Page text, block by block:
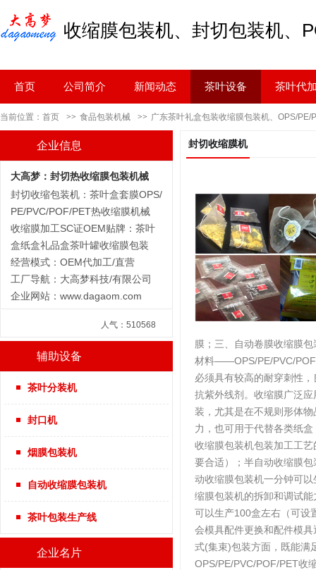
收缩膜包装机、封切包装机、
PVC、PET、OPS-封切收缩包
首页 公司简介 新闻动态 茶叶设备 茶叶代
当前位置： 首页 >> 食品包装机械 >> 广东茶叶礼盒包装收缩膜包装机、OPS/
企业信息
大高梦：封切热收缩膜包装机械
封切收缩包装机：茶叶盒套膜OPS/
PE/PVC/POF/PET热收缩膜机械
收缩膜加工SC证OEM贴牌：茶叶
盒纸盒礼品盒茶叶罐收缩膜包装
经营模式：OEM代加工/直营
工厂导航：大高梦科技/有限公司
企业网站： www.dagaom.com
人气：510568
辅助设备
茶叶分装机
封口机
烟膜包装机
自动收缩膜包装机
茶叶包装生产线
企业名片
封切收缩膜机
膜；三、自动卷膜收缩膜
材料——OPS/PE/PVC/
必须具有较高的耐穿刺性
抗紫外线剂。收缩膜广泛
装，尤其是在不规则形体
力，也可用于代替各类纸
收缩膜包装机包装加工工
要合适）；半自动收缩膜
动收缩膜包装机一分钟可
缩膜包装机的拆卸和调试
可以生产100盒左右（可设
会模具配件更换和配件模
式(集束)包装方面，既能满
OPS/PE/PVC/POF/PET收